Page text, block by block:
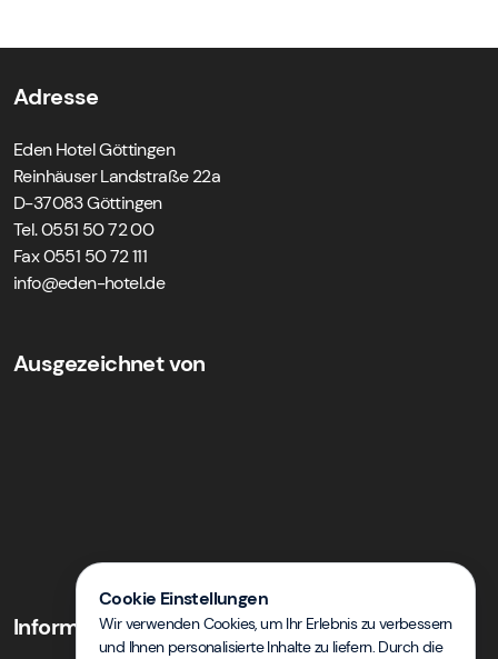
Adresse
Eden Hotel Göttingen
Reinhäuser Landstraße 22a
D-37083 Göttingen
Tel. 0551 50 72 00
Fax 0551 50 72 111
ed.letoh-nede@ofni
Ausgezeichnet von
Informationen
Cookie Einstellungen
Wir verwenden Cookies, um Ihr Erlebnis zu verbessern
und Ihnen personalisierte Inhalte zu liefern. Durch die